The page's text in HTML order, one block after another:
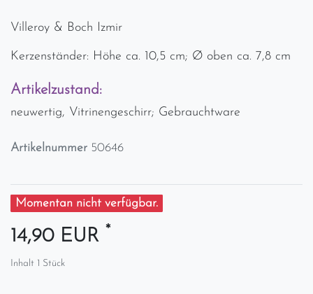
Villeroy & Boch Izmir
Kerzenständer: Höhe ca. 10,5 cm; Ø oben ca. 7,8 cm
Artikelzustand:
neuwertig, Vitrinengeschirr; Gebrauchtware
Artikelnummer 50646
Momentan nicht verfügbar.
14,90 EUR *
Inhalt 1 Stück